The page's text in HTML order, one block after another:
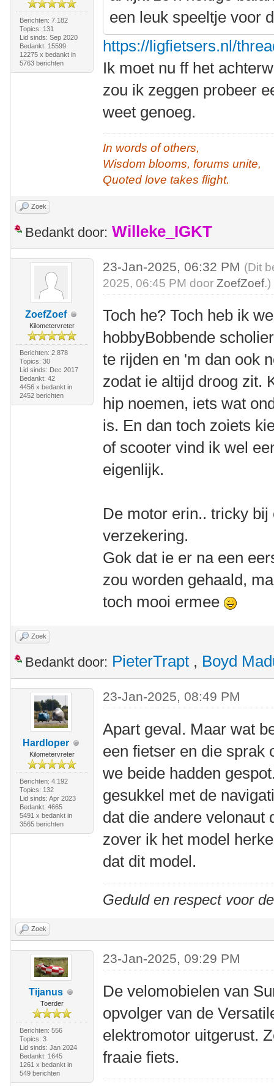
Berichten: 7.182
Topics: 131
Lid sinds: Sep 2020
Bedankt: 15599
12275 x bedankt in
5763 berichten
een leuk speeltje voor
https://ligfietsers.nl/
Ik moet nu ff het
zou ik zeggen probeer
weet genoeg.
In words of others,
Wisdom blooms, forums unite,
Quoted love takes flight.
Zoek
Bedankt door: Willeke_IGKT
ZoefZoef
Kilometervreter
Berichten: 2.878
Topics: 30
Lid sinds: Dec 2017
Bedankt: 42
4456 x bedankt in
2452 berichten
23-Jan-2025, 06:32 PM (Dit
2025, 06:45 PM doorZoefZoef.)
Toch he? Toch heb ik
hobbyBobbende
te rijden en 'm dan ook
zodat ie altijd droog zit.
hip noemen, iets wat
is. En dan toch zoiets
of scooter vind ik wel
eigenlijk.
De motor erin.. tricky
verzekering.
Gok dat ie er na een
zou worden gehaald,
toch mooi ermee
Zoek
Bedankt door: PieterTrapt , Boyd
Hardloper
Kilometervreter
Berichten: 4.192
Topics: 132
Lid sinds: Apr 2023
Bedankt: 4665
5491 x bedankt in
3565 berichten
23-Jan-2025, 08:49 PM
Apart geval. Maar wat
een fietser en die sprak
we beide hadden
gesukkel met de
dat die andere velonaut
zover ik het model
dat dit model.
Geduld en respect voor
Zoek
Tijanus
Toerder
Berichten: 556
Topics: 3
Lid sinds: Jan 2024
Bedankt: 1645
1261 x bedankt in
549 berichten
23-Jan-2025, 09:29 PM
De velomobielen van
opvolger van de
elektromotor uitgerust.
fraaie fiets.